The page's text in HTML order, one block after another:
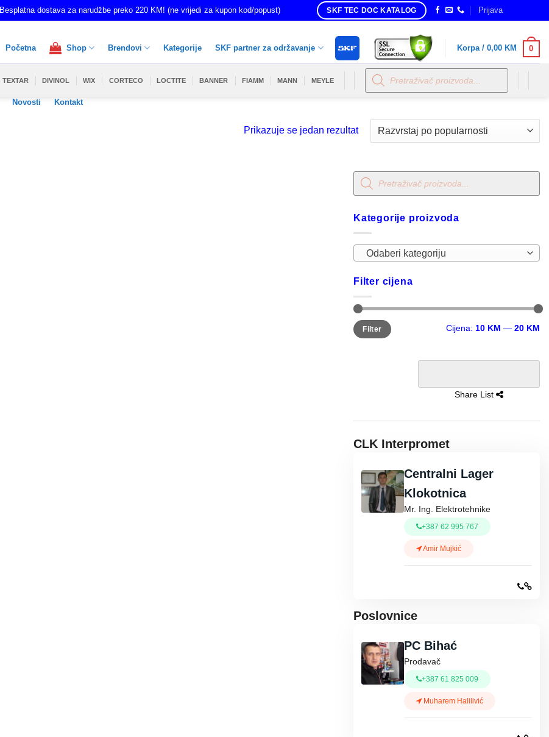
Besplatna dostava za narudžbe preko 220 KM! (ne vrijedi za kupon kod/popust) SKF TEC DOC KATALOG Prijava
Početna Shop Brendovi Kategorije SKF partner za održavanje
Novosti Kontakt
Korpa / 0,00 KM 0
TEXTAR DIVINOL WIX CORTECO LOCTITE BANNER FIAMM MANN MEYLE
Products
search
Prikazuje se jedan rezultat
Products
search
Kategorije proizvoda
Odaberi kategoriju
Filter cijena
Minimalna
cijena
Maksimalna
cijena
Filter Cijena: 10 KM — 20 KM
Share List
CLK Interpromet
Centralni Lager
Klokotnica
Mr. Ing. Elektrotehnike
+387 62 995 767
Amir Mujkić
Poslovnice
PC Bihać
Prodavač
+387 61 825 009
Muharem Halilivić